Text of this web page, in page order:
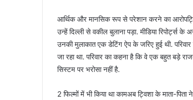
आर्थिक और मानसिक रूप से परेशान करने का
उन्हें दिल्ली से वकील बुलाना पड़ा. मीडिया रिपोर्ट्स
उनकी मुलाकात एक डेटिंग ऐप के जरिए हुई थी.
जा रहा था. परिवार का कहना है कि वे एक बहुत बड़े
सिस्टम पर भरोसा नहीं है.
2 फिल्मों में भी किया था कामअब ट्विशा के माता-